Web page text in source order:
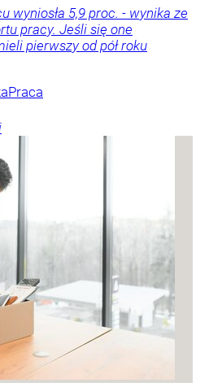
wyniosła 5,9 proc. - wynika ze
pracy. Jeśli się one
pierwszy od pół roku
Praca